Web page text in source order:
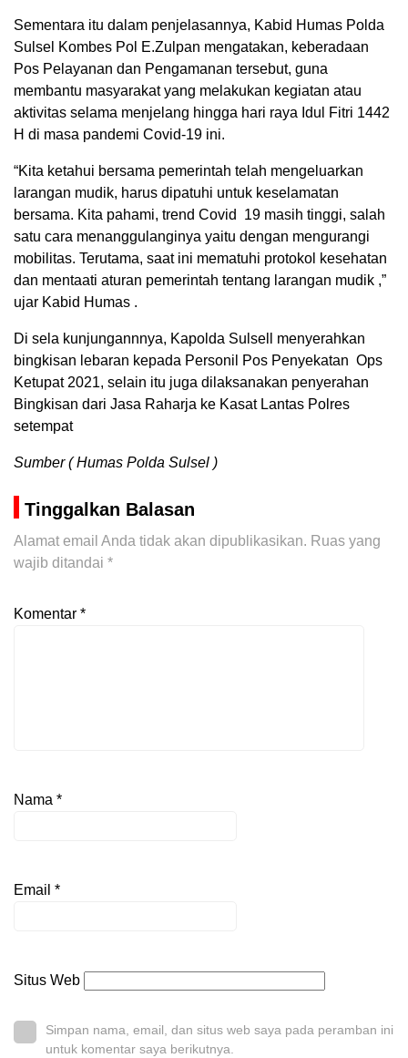
Sementara itu dalam penjelasannya, Kabid Humas Polda
Sulsel Kombes Pol E.Zulpan mengatakan, keberadaan
Pos Pelayanan dan Pengamanan tersebut, guna
membantu masyarakat yang melakukan kegiatan atau
aktivitas selama menjelang hingga hari raya Idul Fitri 1442
H di masa pandemi Covid-19 ini.
“Kita ketahui bersama pemerintah telah mengeluarkan
larangan mudik, harus dipatuhi untuk keselamatan
bersama. Kita pahami, trend Covid 19 masih tinggi, salah
satu cara menanggulanginya yaitu dengan mengurangi
mobilitas. Terutama, saat ini mematuhi protokol kesehatan
dan mentaati aturan pemerintah tentang larangan mudik ,”
ujar Kabid Humas .
Di sela kunjungannnya, Kapolda Sulsell menyerahkan
bingkisan lebaran kepada Personil Pos Penyekatan Ops
Ketupat 2021, selain itu juga dilaksanakan penyerahan
Bingkisan dari Jasa Raharja ke Kasat Lantas Polres
setempat
Sumber ( Humas Polda Sulsel )
Tinggalkan Balasan
Alamat email Anda tidak akan dipublikasikan. Ruas yang
wajib ditandai *
Komentar *
Nama *
Email *
Situs Web
Simpan nama, email, dan situs web saya pada peramban ini
untuk komentar saya berikutnya.